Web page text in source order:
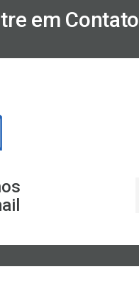
em Contato